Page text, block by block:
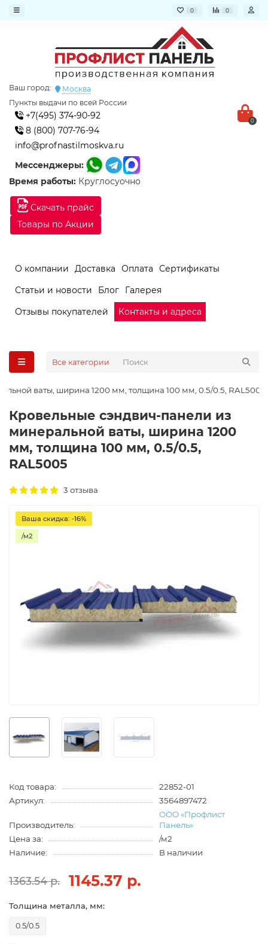
0 0
Скачать прайс
Товары по Акции
Ваш город:
Москва
Пункты выдачи по всей России
+7(495) 374-90-92
8 (800) 707-76-94
info@profnastilmoskva.ru
Мессенджеры:
Время работы: Круглосуочно
0
О компании Доставка Оплата
Сертификаты
Статьи и новости
Блог
Галерея
Отзывы покупателей
Контакты и адреса
Все категории
ваты, ширина 1200 мм, толщина 100 мм, 0.5/0.5, RAL5005
Кровельные сэндвич-панели из
минеральной ваты, ширина 1200
мм, толщина 100 мм, 0.5/0.5,
RAL5005
3 отзыва
Ваша скидка: -16%
/м2
Код товара:
22852-01
Артикул:
3564897472
Производитель:
ООО «Профлист
Панель»
Цена за:
/м2
Наличие:
В наличии
1363.54 р. 1145.37 р.
Толщина металла, мм:
0.5/0.5